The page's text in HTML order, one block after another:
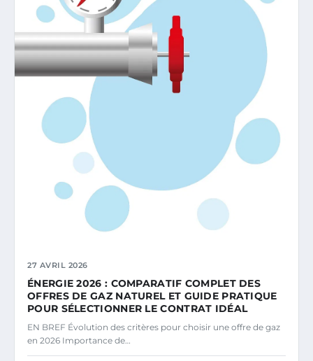
27 AVRIL 2026
ÉNERGIE 2026 : COMPARATIF COMPLET DES
OFFRES DE GAZ NATUREL ET GUIDE PRATIQUE
POUR SÉLECTIONNER LE CONTRAT IDÉAL
EN BREF Évolution des critères pour choisir une offre de gaz
en 2026 Importance de…